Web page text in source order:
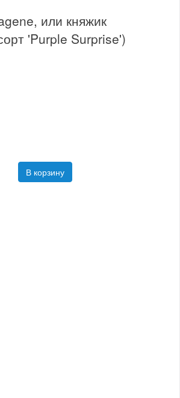
или княжик
'Purple Surprise')
В корзину